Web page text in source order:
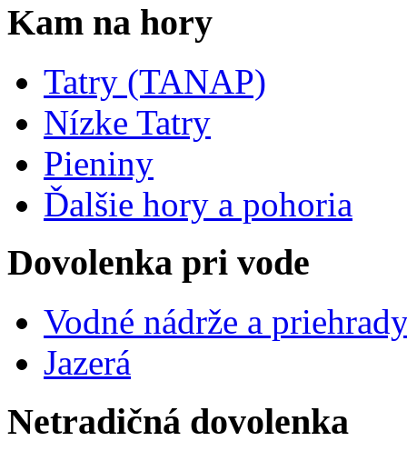
Kam na hory
Tatry (TANAP)
Nízke Tatry
Pieniny
Ďalšie hory a pohoria
Dovolenka pri vode
Vodné nádrže a
Jazerá
Netradičná dovolenka